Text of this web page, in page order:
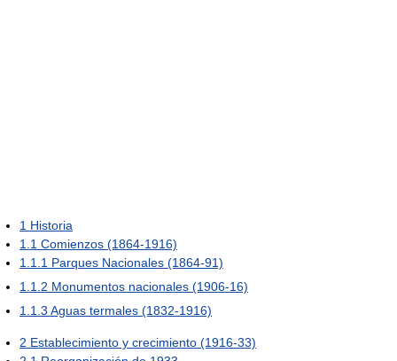
1 Historia
1.1 Comienzos (1864-1916)
1.1.1 Parques Nacionales (1864-91)
1.1.2 Monumentos nacionales (1906-16)
1.1.3 Aguas termales (1832-1916)
2 Establecimiento y crecimiento (1916-33)